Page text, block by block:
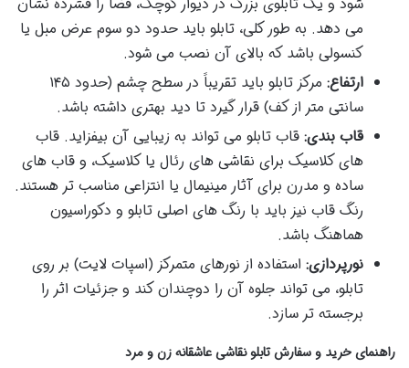
می دهد. به طور کلی، تابلو باید حدود دو سوم عرض مبل یا
کنسولی باشد که بالای آن نصب می شود.
ارتفاع:
مرکز تابلو باید تقریباً در سطح چشم (حدود ۱۴۵
سانتی متر از کف) قرار گیرد تا دید بهتری داشته باشد.
قاب بندی: قاب تابلو می تواند به زیبایی آن بیفزاید. قاب
های کلاسیک برای نقاشی های رئال یا کلاسیک، و قاب های
ساده و مدرن برای آثار مینیمال یا انتزاعی مناسب تر هستند.
رنگ قاب نیز باید با رنگ های اصلی تابلو و دکوراسیون
هماهنگ باشد.
نورپردازی: استفاده از نورهای متمرکز (اسپات لایت) بر روی
تابلو، می تواند جلوه آن را دوچندان کند و جزئیات اثر را
برجسته تر سازد.
راهنمای خرید و سفارش تابلو نقاشی عاشقانه زن و مرد